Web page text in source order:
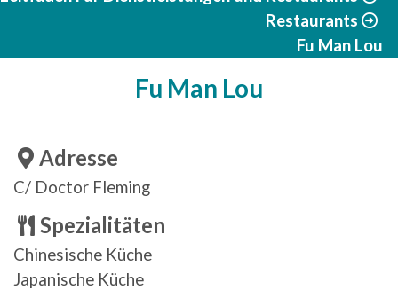
Restaurants
Fu Man Lou
Fu Man Lou
Adresse
C/ Doctor Fleming
Spezialitäten
Chinesische Küche
Japanische Küche